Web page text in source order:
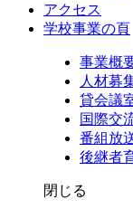
アクセス
学校事業の頁
事業概
人材募
貸会議
国際交
番組放
後継者
閉じる